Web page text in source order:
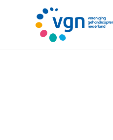
hoofdinhoud